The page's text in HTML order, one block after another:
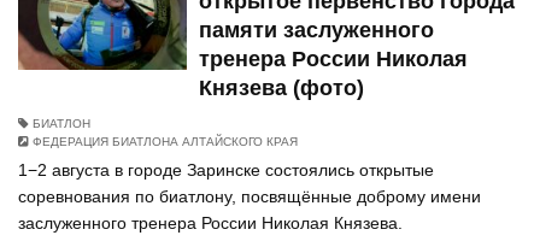
памяти заслуженного
тренера России Николая
Князева (фото)
БИАТЛОН
ФЕДЕРАЦИЯ БИАТЛОНА АЛТАЙСКОГО КРАЯ
1−2 августа в городе Заринске состоялись открытые
соревнования по биатлону, посвящённые доброму имени
заслуженного тренера России Николая Князева.